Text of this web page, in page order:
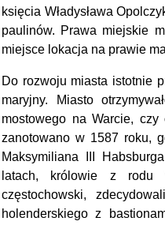
księcia Władysława
paulinów. Prawa miejskie
miejsce lokacja na prawie
Do rozwoju miasta istotnie
maryjny. Miasto
mostowego na Warcie,
zanotowano w 1587 roku,
Maksymiliana III
latach, królowie z rodu
częstochowski,
holenderskiego z